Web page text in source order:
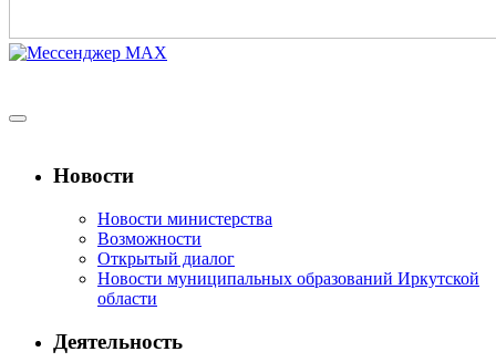
Новости
Новости министерства
Возможности
Открытый диалог
Новости муниципальных образований Иркутской
области
Деятельность